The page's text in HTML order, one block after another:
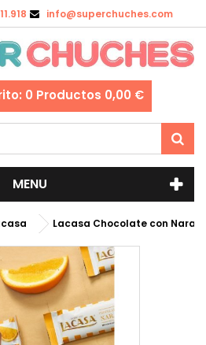
info@superchuches.com
0 Productos 0,00 €
MENU
Lacasa Chocolate con